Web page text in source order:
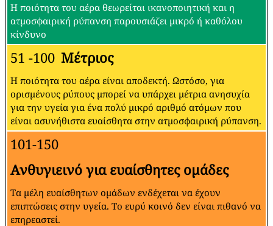
Η ποιότητα του αέρα θεωρείται ικανοποιητική και η
ατμοσφαιρική ρύπανση παρουσιάζει μικρό ή καθόλου
κίνδυνο
51 -100 Μέτριος
Η ποιότητα του αέρα είναι αποδεκτή. Ωστόσο, για
ορισμένους ρύπους μπορεί να υπάρχει μέτρια ανησυχία
για την υγεία για ένα πολύ μικρό αριθμό ατόμων που
είναι ασυνήθιστα ευαίσθητα στην ατμοσφαιρική ρύπανση.
101-150
Ανθυγιεινό για ευαίσθητες ομάδες
Τα μέλη ευαίσθητων ομάδων ενδέχεται να έχουν
επιπτώσεις στην υγεία. Το ευρύ κοινό δεν είναι πιθανό να
επηρεαστεί.